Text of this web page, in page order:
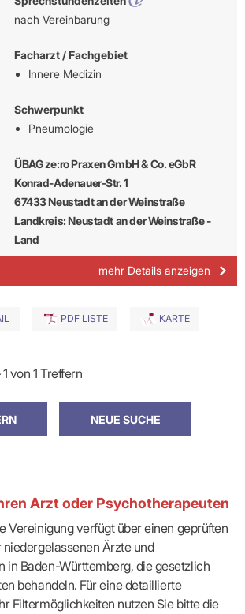
nach Vereinbarung
Facharzt / Fachgebiet
Innere Medizin
Schwerpunkt
Pneumologie
ÜBAG ze:ro Praxen GmbH & Co. eGbR
Konrad-Adenauer-Str. 1
67433 Neustadt an der Weinstraße
Landkreis: Neustadt an der Weinstraße -
Land
mehr Details anzeigen
PDF LISTE KARTE
von 1 Treffern
Arzt oder Psychotherapeuten
Vereinigung verfügt über einen geprüften
Ärzte und
in Baden-Württemberg, die gesetzlich
behandeln. Für eine detaillierte
Filtermöglichkeiten nutzen Sie bitte die